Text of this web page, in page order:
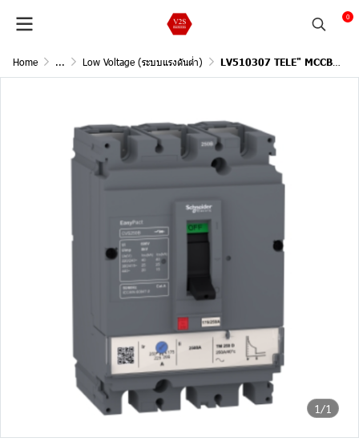
0
Home ... Low Voltage (ระบบแรงดันต่ำ) LV510307 TELE" MCCB 3P 100AT/100AF 25KA
1/1